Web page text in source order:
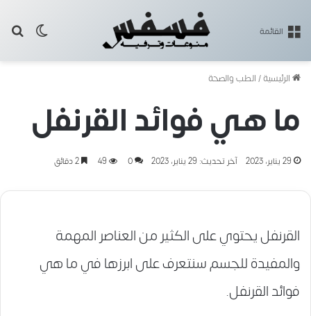
القائمة
الرئيسية/الطب والصحة
ما هي فوائد القرنفل
29 يناير، 2023 آخر تحديث: 29 يناير، 2023 0
49
القرنفل يحتوي على الكثير من العناصر المهمة
والمفيدة للجسم سنتعرف على ابرزها في ما هي
فوائد القرنفل.